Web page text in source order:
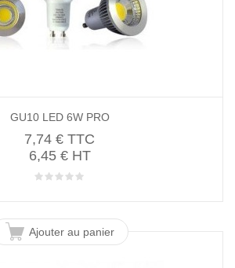
GU10 LED 6W PRO
7,74 € TTC
6,45 € HT
Ajouter au panier